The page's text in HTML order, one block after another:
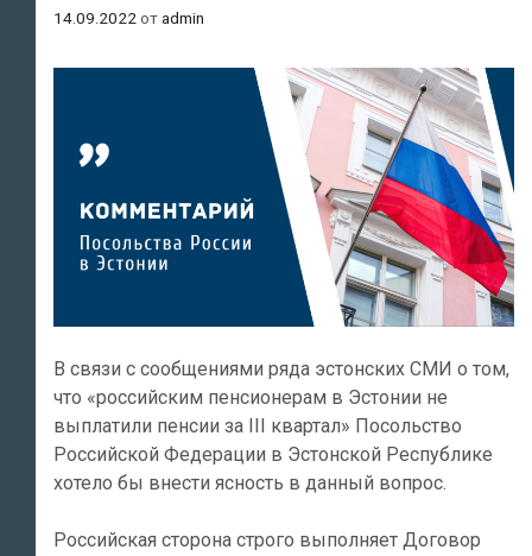
14.09.2022 отadmin
В связи с сообщениями ряда эстонских СМИ о том,
что «российским пенсионерам в Эстонии не
выплатили пенсии за III квартал» Посольство
Российской Федерации в Эстонской Республике
хотело бы внести ясность в данный вопрос.
Российская сторона строго выполняет Договор